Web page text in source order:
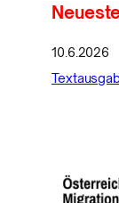
10.6.2026